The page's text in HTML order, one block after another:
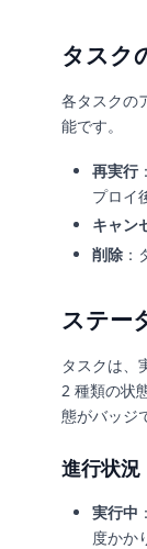
タスク
各タスクの
能です。
再実行
プロイ
キャン
削除
ステー
タスクは、
2 種類の状
態がバッジ
進行状況
実行中
度かか